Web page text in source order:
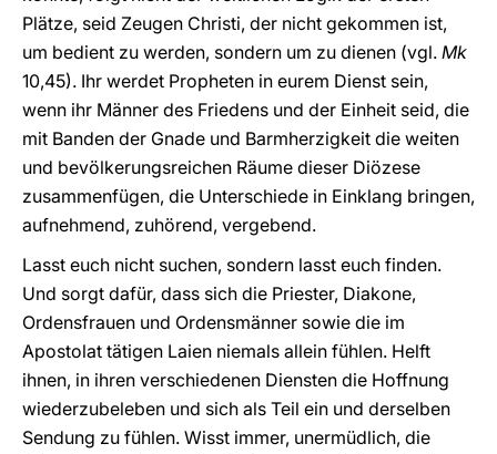
Plätze, seid Zeugen Christi, der nicht gekommen ist,
um bedient zu werden, sondern um zu dienen (vgl. Mk
10,45). Ihr werdet Propheten in eurem Dienst sein,
wenn ihr Männer des Friedens und der Einheit seid, die
mit Banden der Gnade und Barmherzigkeit die weiten
und bevölkerungsreichen Räume dieser Diözese
zusammenfügen, die Unterschiede in Einklang bringen,
aufnehmend, zuhörend, vergebend.
Lasst euch nicht suchen, sondern lasst euch finden.
Und sorgt dafür, dass sich die Priester, Diakone,
Ordensfrauen und Ordensmänner sowie die im
Apostolat tätigen Laien niemals allein fühlen. Helft
ihnen, in ihren verschiedenen Diensten die Hoffnung
wiederzubeleben und sich als Teil ein und derselben
Sendung zu fühlen. Wisst immer, unermüdlich, die